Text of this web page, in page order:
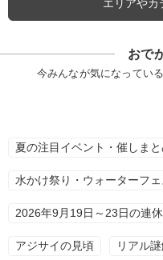
エリアやカ
おで
今みんなが気になってい
夏の注目イベント・催しまと
水かけ祭り・ウォーターフェ
2026年9月19日～23日の連
アジサイの見頃 リアル